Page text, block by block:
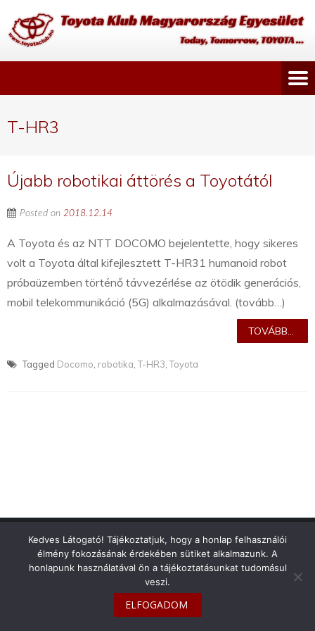
T-HR3
Újabb robotikai áttörés a Toyotától
Posted on 2018.12.14
A Toyota és az NTT DOCOMO bejelentette, hogy sikeres
volt a Toyota által kifejlesztett T-HR31 humanoid robot
próbaüzemben történő távvezérlése az ötödik generációs,
mobil telekommunikáció (5G) alkalmazásával. (tovább…)
TOVÁBB...
Tagged Docomo robotika ,T-HR3 ,Toyota
Copyright © 2026Toyota Klub Magyarország
Kedves Látogató! Tájékoztatjuk, hogy a honlap felhasználói
élmény fokozásának érdekében sütiket alkalmazunk. A
honlapunk használatával ön a tájékoztatásunkat tudomásul
veszi.
ELFOGADOM